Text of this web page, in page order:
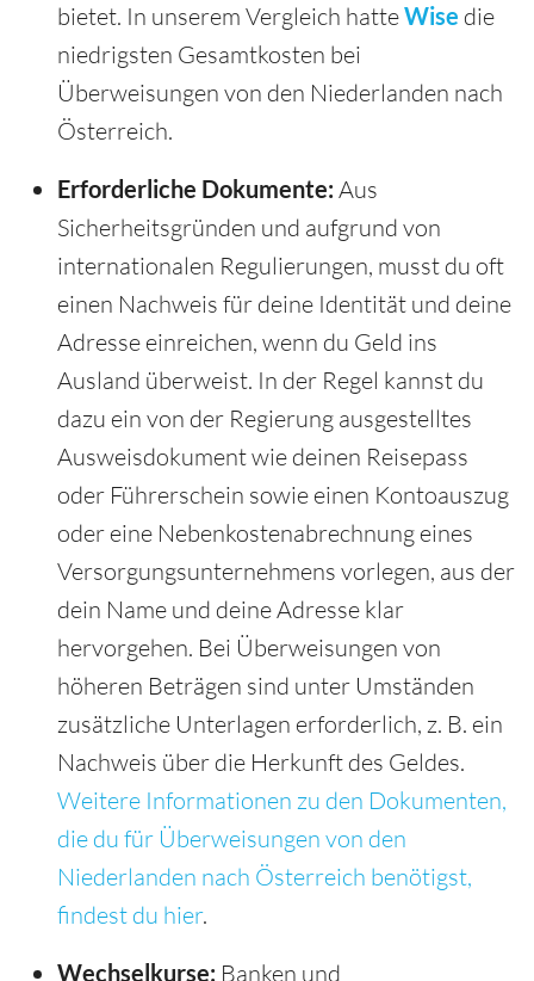
bietet. In unserem Vergleich hatteWise die
niedrigsten Gesamtkosten bei
Überweisungen von den Niederlanden nach
Österreich.
Erforderliche Dokumente: Aus
Sicherheitsgründen und aufgrund von
internationalen Regulierungen, musst du oft
einen Nachweis für deine Identität und deine
Adresse einreichen, wenn du Geld ins
Ausland überweist. In der Regel kannst du
dazu ein von der Regierung ausgestelltes
Ausweisdokument wie deinen Reisepass
oder Führerschein sowie einen Kontoauszug
oder eine Nebenkostenabrechnung eines
Versorgungsunternehmens vorlegen, aus der
dein Name und deine Adresse klar
hervorgehen. Bei Überweisungen von
höheren Beträgen sind unter Umständen
zusätzliche Unterlagen erforderlich, z. B. ein
Nachweis über die Herkunft des Geldes.
Weitere Informationen zu den Dokumenten,
die du für Überweisungen von den
Niederlanden nach Österreich benötigst,
findest du hier.
Wechselkurse: Banken und